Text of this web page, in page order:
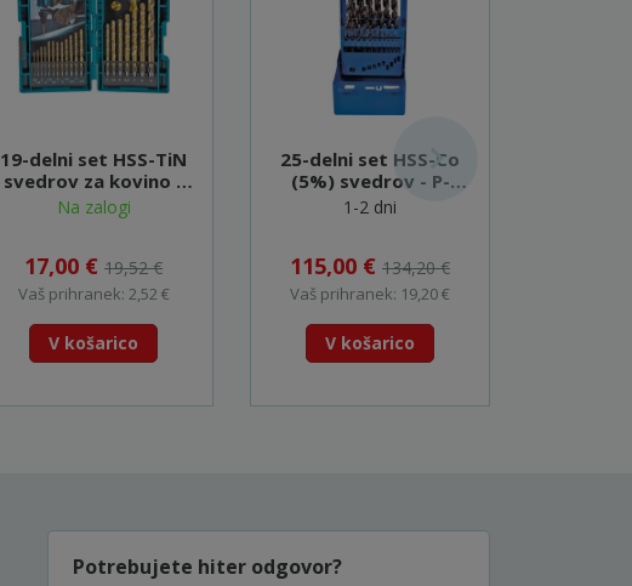
19-delni set HSS-TiN
svedrov za kovino -
D-67527
Na zalogi
17,00 € 19,52 €
Vaš prihranek: 2,52 €
V košarico
25-delni set HSS-Co
(5%) svedrov - P-
61824
1-2 dni
115,00 € 134,20 €
Vaš prihranek: 19,20 €
V košarico
Potrebujete hiter odgovor?